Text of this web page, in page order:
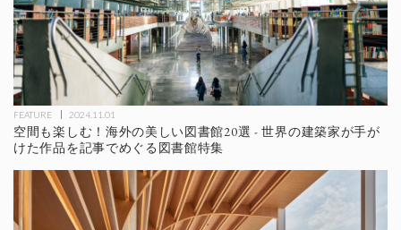
FEATURE 2024.11.01
空間も楽しむ！海外の美しい図書館20選 - 世界の建築家が手が
けた作品を記事でめぐる図書館特集